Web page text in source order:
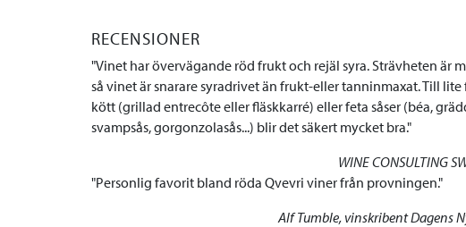
RECENSIONER
Vinet har övervägande röd frukt och rejäl syra. Strävheten är
så vinet är snarare syradrivet än frukt-eller tanninmaxat. Till lite
kött (grillad entrecôte eller fläskkarré) eller feta såser (béa,
svampsås, gorgonzolasås...) blir det säkert mycket bra.
WINE CONSULTING
Personlig favorit bland röda Qvevri viner från provningen.
Alf Tumble, vinskribent Dagens